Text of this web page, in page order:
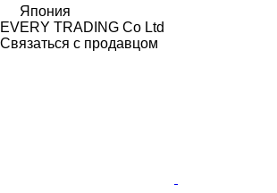
Япония
EVERY TRADING Co Ltd
Связаться с продавцом